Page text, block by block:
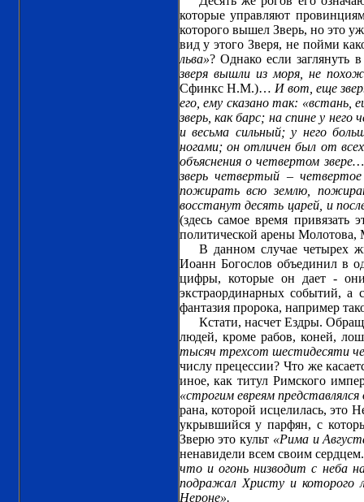
которые управляют
которого вышел Зверь, но это
вид у этого Зверя, не пойми
льва»? Однако если заглянуть
зверя вышли из моря, не
Сфинкс Н.М.)… И вот, еще
его, ему сказано так: «встань,
зверь, как барс; на спине у
и весьма сильный; у него
ногами; он отличен был от
объяснения о четвертом
зверь четвертый –
пожирать всю землю,
восстанут десять царей, и
(здесь самое время
политической арены
В данном случае четырех
Иоанн Богослов объединил в
цифры, которые он дает -
экстраординарных событий, а
фантазия пророка, например
Кстати, насчет Ездры.
людей, кроме рабов, коней,
тысяч трехсот шестидесяти
числу прецессии? Что же
иное, как титул Римского
«строгим евреям представлялся
рана, которой исцелилась, это
укрывшийся у парфян, с
Зверю это культ «Рима и
ненавидели всем своим
что и огонь низводит с неба
подражал Христу и которого
Нероне».